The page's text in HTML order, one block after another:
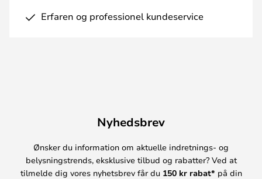
Erfaren og professionel kundeservice
Nyhedsbrev
Ønsker du information om aktuelle indretnings- og
belysningstrends, eksklusive tilbud og rabatter? Ved at
tilmelde dig vores nyhetsbrev får du 150 kr rabat* på din